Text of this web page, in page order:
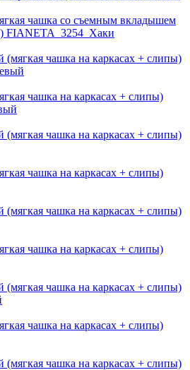
чашка со съемным вкладышем
FIANETA_3254_Хаки
чашка на каркасах + слипы)
чашка на каркасах + слипы)
чашка на каркасах + слипы)
чашка на каркасах + слипы)